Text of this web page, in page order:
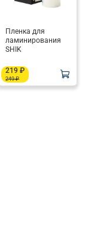
Пленка для
ламинирования
SHIK
219 ₽
249 ₽